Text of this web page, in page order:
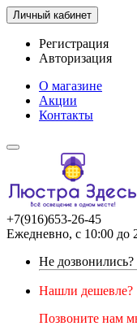
Личный кабинет
Регистрация
Авторизация
О магазине
Акции
Контакты
+7(916)653-26-45
Ежедневно, с 10:00 до
Не дозвонились?
Нашли дешевле?
Позвоните нам